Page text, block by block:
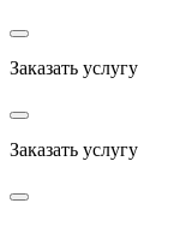
Заказать услугу
Заказать услугу